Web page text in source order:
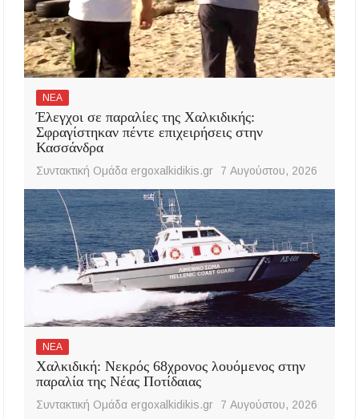
ΝΕΑ
Έλεγχοι σε παραλίες της Χαλκιδικής:
Σφραγίστηκαν πέντε επιχειρήσεις στην
Κασσάνδρα
Συντακτική Ομάδα ergoxalkidikis.gr 7 Αυγούστου, 2026
ΝΕΑ
Χαλκιδική: Νεκρός 68χρονος λουόμενος στην
παραλία της Νέας Ποτίδαιας
Συντακτική Ομάδα ergoxalkidikis.gr 7 Αυγούστου, 2026